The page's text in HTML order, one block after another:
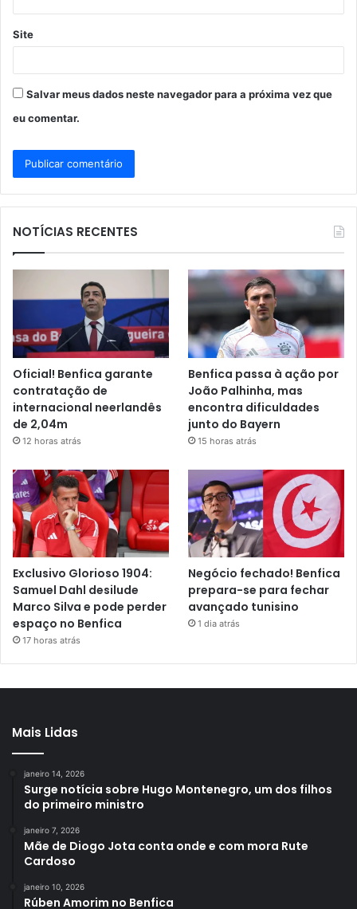
Site
Salvar meus dados neste navegador para a próxima vez que
eu comentar.
NOTÍCIAS RECENTES
Oficial! Benfica garante
contratação de
internacional neerlandês
de 2,04m
12 horas atrás
Benfica passa à ação por
João Palhinha, mas
encontra dificuldades
junto do Bayern
15 horas atrás
Exclusivo Glorioso 1904:
Samuel Dahl desilude
Marco Silva e pode perder
espaço no Benfica
17 horas atrás
Negócio fechado! Benfica
prepara-se para fechar
avançado tunisino
1 dia atrás
Mais Lidas
janeiro 14, 2026
Surge notícia sobre Hugo Montenegro, um dos filhos
do primeiro ministro
janeiro 7, 2026
Mãe de Diogo Jota conta onde e com mora Rute
Cardoso
janeiro 10, 2026
Rúben Amorim no Benfica